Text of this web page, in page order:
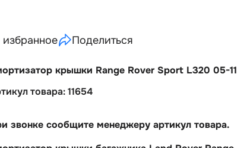
избранное Поделиться
крышки Range Rover Sport L320 05-11
товара: 11654
звонке сообщите менеджеру артикул товара.